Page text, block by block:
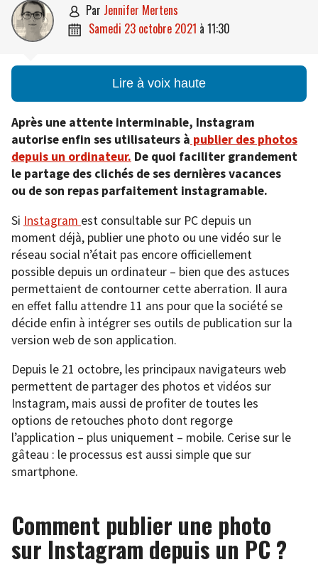
 par Jennifer Mertens
 samedi 23 octobre 2021 à 11:30
Lire à voix haute
Après une attente interminable, Instagram
autorise enfin ses utilisateurs à publier des photos
depuis un ordinateur. De quoi faciliter grandement
le partage des clichés de ses dernières vacances
ou de son repas parfaitement instagramable.
Si Instagram est consultable sur PC depuis un
moment déjà, publier une photo ou une vidéo sur le
réseau social n’était pas encore officiellement
possible depuis un ordinateur – bien que des astuces
permettaient de contourner cette aberration. Il aura
en effet fallu attendre 11 ans pour que la société se
décide enfin à intégrer ses outils de publication sur la
version web de son application.
Depuis le 21 octobre, les principaux navigateurs web
permettent de partager des photos et vidéos sur
Instagram, mais aussi de profiter de toutes les
options de retouches photo dont regorge
l’application – plus uniquement – mobile. Cerise sur le
gâteau : le processus est aussi simple que sur
smartphone.
Comment publier une photo
sur Instagram depuis un PC ?